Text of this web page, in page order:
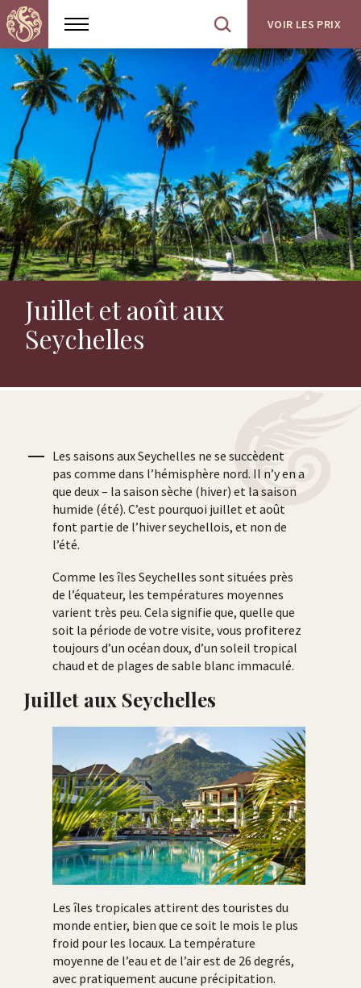
Show
menu
Open
site
search
VOIR LES PRIX
Juillet et août aux
Seychelles
Les saisons aux Seychelles ne se succèdent
pas comme dans l’hémisphère nord. Il n’y en a
que deux – la saison sèche (hiver) et la saison
humide (été). C’est pourquoi juillet et août
font partie de l’hiver seychellois, et non de
l’été.
Comme les îles Seychelles sont situées près
de l’équateur, les températures moyennes
varient très peu. Cela signifie que, quelle que
soit la période de votre visite, vous profiterez
toujours d’un océan doux, d’un soleil tropical
chaud et de plages de sable blanc immaculé.
Juillet aux Seychelles
Les îles tropicales attirent des touristes du
monde entier, bien que ce soit le mois le plus
froid pour les locaux. La température
moyenne de l’eau et de l’air est de 26 degrés,
avec pratiquement aucune précipitation.